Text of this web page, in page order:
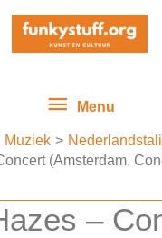
Menu
Menu
Muziek
(Amsterdam,
–